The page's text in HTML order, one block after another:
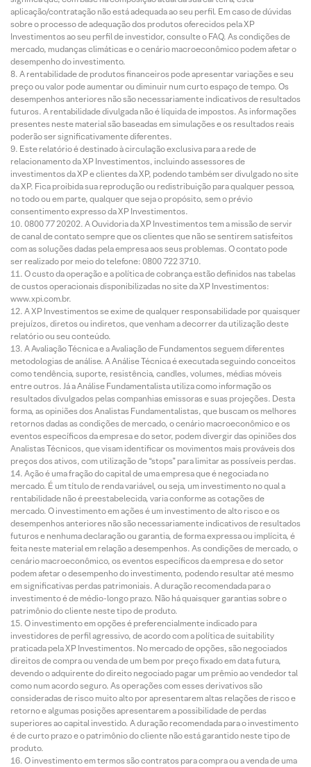
aplicação/contratação não está adequada ao seu perfil. Em caso de dúvidas
sobre o processo de adequação dos produtos oferecidos pela XP
Investimentos ao seu perfil de investidor, consulte o FAQ. As condições de
mercado, mudanças climáticas e o cenário macroeconômico podem afetar o
desempenho do investimento.
A rentabilidade de produtos financeiros pode apresentar variações e seu
preço ou valor pode aumentar ou diminuir num curto espaço de tempo. Os
desempenhos anteriores não são necessariamente indicativos de resultados
futuros. A rentabilidade divulgada não é líquida de impostos. As informações
presentes neste material são baseadas em simulações e os resultados reais
poderão ser significativamente diferentes.
Este relatório é destinado à circulação exclusiva para a rede de
relacionamento da XP Investimentos, incluindo assessores de
investimentos da XP e clientes da XP, podendo também ser divulgado no site
da XP. Fica proibida sua reprodução ou redistribuição para qualquer pessoa,
no todo ou em parte, qualquer que seja o propósito, sem o prévio
consentimento expresso da XP Investimentos.
0800 77 20202. A Ouvidoria da XP Investimentos tem a missão de servir
de canal de contato sempre que os clientes que não se sentirem satisfeitos
com as soluções dadas pela empresa aos seus problemas. O contato pode
ser realizado por meio do telefone: 0800 722 3710.
O custo da operação e a política de cobrança estão definidos nas tabelas
de custos operacionais disponibilizadas no site da XP Investimentos:
www.xpi.com.br.
A XP Investimentos se exime de qualquer responsabilidade por quaisquer
prejuízos, diretos ou indiretos, que venham a decorrer da utilização deste
relatório ou seu conteúdo.
A Avaliação Técnica e a Avaliação de Fundamentos seguem diferentes
metodologias de análise. A Análise Técnica é executada seguindo conceitos
como tendência, suporte, resistência, candles, volumes, médias móveis
entre outros. Já a Análise Fundamentalista utiliza como informação os
resultados divulgados pelas companhias emissoras e suas projeções. Desta
forma, as opiniões dos Analistas Fundamentalistas, que buscam os melhores
retornos dadas as condições de mercado, o cenário macroeconômico e os
eventos específicos da empresa e do setor, podem divergir das opiniões dos
Analistas Técnicos, que visam identificar os movimentos mais prováveis dos
preços dos ativos, com utilização de “stops” para limitar as possíveis perdas.
Ação é uma fração do capital de uma empresa que é negociada no
mercado. É um título de renda variável, ou seja, um investimento no qual a
rentabilidade não é preestabelecida, varia conforme as cotações de
mercado. O investimento em ações é um investimento de alto risco e os
desempenhos anteriores não são necessariamente indicativos de resultados
futuros e nenhuma declaração ou garantia, de forma expressa ou implícita, é
feita neste material em relação a desempenhos. As condições de mercado, o
cenário macroeconômico, os eventos específicos da empresa e do setor
podem afetar o desempenho do investimento, podendo resultar até mesmo
em significativas perdas patrimoniais. A duração recomendada para o
investimento é de médio-longo prazo. Não há quaisquer garantias sobre o
patrimônio do cliente neste tipo de produto.
O investimento em opções é preferencialmente indicado para
investidores de perfil agressivo, de acordo com a política de suitability
praticada pela XP Investimentos. No mercado de opções, são negociados
direitos de compra ou venda de um bem por preço fixado em data futura,
devendo o adquirente do direito negociado pagar um prêmio ao vendedor tal
como num acordo seguro. As operações com esses derivativos são
consideradas de risco muito alto por apresentarem altas relações de risco e
retorno e algumas posições apresentarem a possibilidade de perdas
superiores ao capital investido. A duração recomendada para o investimento
é de curto prazo e o patrimônio do cliente não está garantido neste tipo de
produto.
O investimento em termos são contratos para compra ou a venda de uma